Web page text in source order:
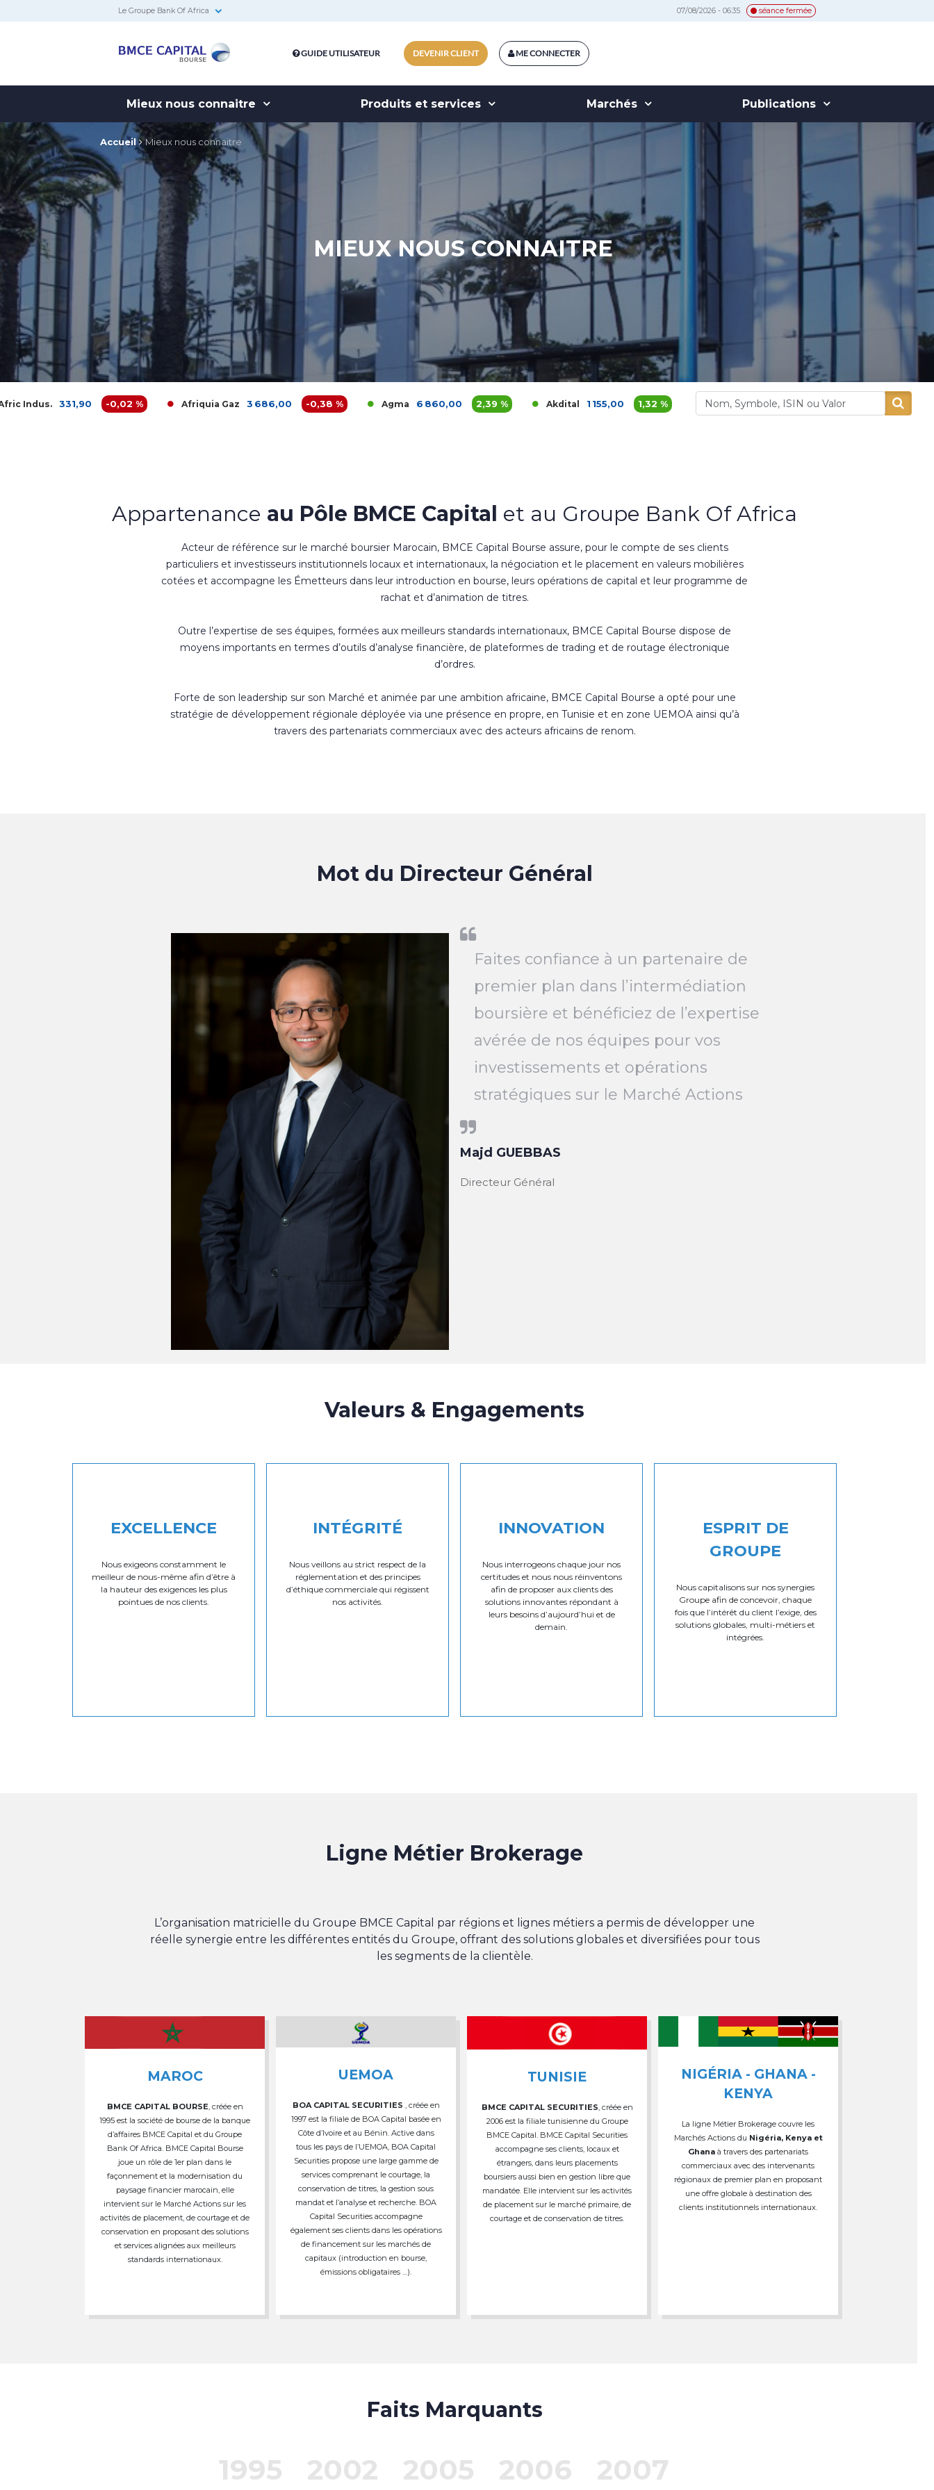
Le Groupe Bank Of Africa 07/08/2026 - 06:35 séance fermée
Bourse
ME CONNECTER
DEVENIR CLIENT
GUIDE UTILISATEUR
Mieux nous connaitre Produits et services Marchés Publications
Accueil Mieux nous connaitre
MIEUX NOUS CONNAITRE
-0,02 % Afriquia Gaz 3 686,00 -0,38 % Agma 6 860,00 2,39 % Akdital 1 155,00 1,32 % Alliances 380,00 0,8 % Aluminium Maroc 1
Appartenance au Pôle BMCE Capital et au Groupe Bank Of Africa
Acteur de référence sur le marché boursier Marocain, BMCE Capital Bourse assure, pour le compte de ses clients
particuliers et investisseurs institutionnels locaux et internationaux, la négociation et le placement en valeurs mobilières
cotées et accompagne les Émetteurs dans leur introduction en bourse, leurs opérations de capital et leur programme de
rachat et d’animation de titres.
Outre l’expertise de ses équipes, formées aux meilleurs standards internationaux, BMCE Capital Bourse dispose de
moyens importants en termes d’outils d’analyse financière, de plateformes de trading et de routage électronique
d’ordres.
Forte de son leadership sur son Marché et animée par une ambition africaine, BMCE Capital Bourse a opté pour une
stratégie de développement régionale déployée via une présence en propre, en Tunisie et en zone UEMOA ainsi qu’à
travers des partenariats commerciaux avec des acteurs africains de renom.
Mot du Directeur Général
Faites confiance à un partenaire de
premier plan dans l’intermédiation
boursière et bénéficiez de l’expertise
avérée de nos équipes pour vos
investissements et opérations
stratégiques sur le Marché Actions
Majd GUEBBAS
Directeur Général
Valeurs & Engagements
EXCELLENCE
Nous exigeons constamment le
meilleur de nous-même afin d’être à
la hauteur des exigences les plus
pointues de nos clients.
INTÉGRITÉ
Nous veillons au strict respect de la
réglementation et des principes
d’éthique commerciale qui régissent
nos activités.
INNOVATION
Nous interrogeons chaque jour nos
certitudes et nous nous réinventons
afin de proposer aux clients des
solutions innovantes répondant à
leurs besoins d’aujourd’hui et de
demain.
ESPRIT DE
GROUPE
Nous capitalisons sur nos synergies
Groupe afin de concevoir, chaque
fois que l’intérêt du client l’exige, des
solutions globales, multi-métiers et
intégrées.
Ligne Métier Brokerage
L’organisation matricielle du Groupe BMCE Capital par régions et lignes métiers a permis de développer une
réelle synergie entre les différentes entités du Groupe, offrant des solutions globales et diversifiées pour tous
les segments de la clientèle.
MAROC
BMCE CAPITAL BOURSE , créée en
1995 est la société de bourse de la banque
d’affaires BMCE Capital et du Groupe
Bank Of Africa. BMCE Capital Bourse
joue un rôle de 1er plan dans le
façonnement et la modernisation du
paysage financier marocain, elle
intervient sur le Marché Actions sur les
activités de placement, de courtage et de
conservation en proposant des solutions
et services alignées aux meilleurs
standards internationaux.
UEMOA
BOA CAPITAL SECURITIES , créée en
1997 est la filiale de BOA Capital basée en
Côte d’Ivoire et au Bénin. Active dans
tous les pays de l’UEMOA, BOA Capital
Securities propose une large gamme de
services comprenant le courtage, la
conservation de titres, la gestion sous
mandat et l’analyse et recherche. BOA
Capital Securities accompagne
également ses clients dans les opérations
de financement sur les marchés de
capitaux (introduction en bourse,
émissions obligataires …).
TUNISIE
BMCE CAPITAL SECURITIES , créée en
2006 est la filiale tunisienne du Groupe
BMCE Capital. BMCE Capital Securities
accompagne ses clients, locaux et
étrangers, dans leurs placements
boursiers aussi bien en gestion libre que
mandatée. Elle intervient sur les activités
de placement sur le marché primaire, de
courtage et de conservation de titres.
NIGÉRIA - GHANA -
KENYA
La ligne Métier Brokerage couvre les
Marchés Actions du Nigéria, Kenya et
Ghana à travers des partenariats
commerciaux avec des intervenants
régionaux de premier plan en proposant
une offre globale à destination des
clients institutionnels internationaux.
Faits Marquants
1995 2002 2005 2006 2007